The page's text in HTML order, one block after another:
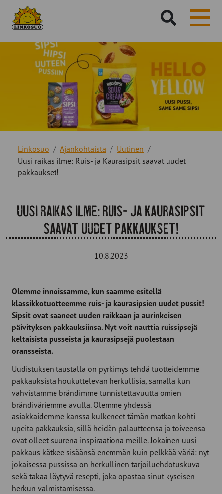
sivustolta:
Linkosuo Ajankohtaista
Uutinen
Uusi raikas ilme: Ruis- ja Kaurasipsit saavat uudet
pakkaukset!
Uusi raikas ilme: Ruis- ja Kaurasipsit
saavat uudet pakkaukset!
10.8.2023
Olemme innoissamme, kun saamme esitellä
klassikkotuotteemme ruis- ja kaurasipsien uudet pussit!
Sipsit ovat saaneet uuden raikkaan ja aurinkoisen
päivityksen pakkauksiinsa. Nyt voit nauttia ruissipsejä
keltaisista pusseista ja kaurasipsejä puolestaan
oransseista.
Uudistuksen taustalla on pyrkimys tehdä tuotteidemme
pakkauksista houkuttelevan herkullisia, samalla kun
vahvistamme brändimme tunnistettavuutta omien
brändiväriemme avulla. Olemme yhdessä
asiakkaidemme kanssa kulkeneet tämän matkan kohti
upeita pakkauksia, sillä heidän palautteensa ja toiveensa
ovat olleet suurena inspiraationa meille. Jokainen uusi
pakkaus kätkee sisäänsä enemmän kuin pelkkää väriä: nyt
jokaisessa pussissa on herkullinen tarjoiluehdotuskuva
sekä takaa löytyvä resepti, joka opastaa sinut kyseisen
herkun valmistamisessa.